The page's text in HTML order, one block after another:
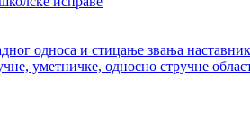
односа и стицање звања
уметничке, односно стручне